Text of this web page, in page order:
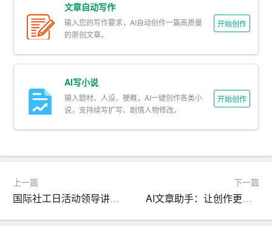
见，不断优化自己的生成内容，实现与作者的良性互动。
4. 多种文体支持
百度AI写作助手支持多种文体，包括新闻报道、散文、小
、报告等。无论是学术研究、还是文艺创作，百度AI写
作助手都能游刃有余地满足作者的需求。
二、百度AI写作助手的应用场景
1. 学术研究
在学术研究领域，百度AI写作助手可以帮助学者快速梳理
文献资料，生成论文大纲，提高论文写作的效率。同时，
文章自动写作
输入您的写作要求，AI自动创作一篇高质量
的原创文章。
开始创作
AI写小说
输入题材、人设、梗概，AI一键创作各类小
说，支持续写扩写、剧情人物修改。
开始创作
上一篇
国际社工日活动领导讲话稿 为社区创造更美好的未来
下一篇
AI文章助手：让创作更加高效